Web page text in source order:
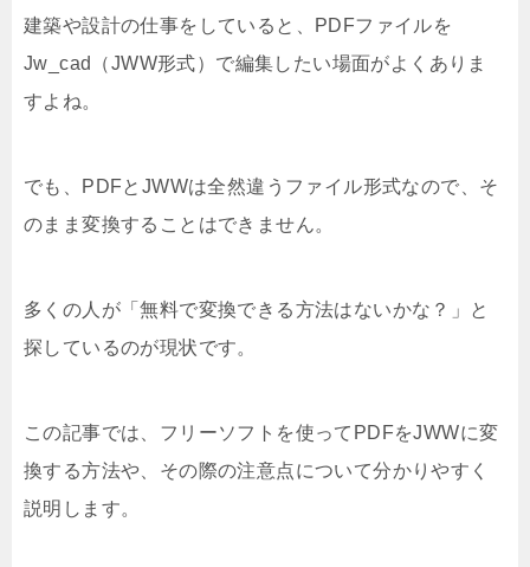
建築や設計の仕事をしていると、PDFファイルを
Jw_cad（JWW形式）で編集したい場面がよくありま
すよね。
でも、PDFとJWWは全然違うファイル形式なので、そ
のまま変換することはできません。
多くの人が「無料で変換できる方法はないかな？」と
探しているのが現状です。
この記事では、フリーソフトを使ってPDFをJWWに変
換する方法や、その際の注意点について分かりやすく
説明します。